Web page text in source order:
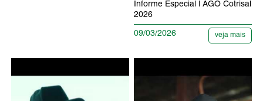
Informe Especial I AGO Cotrisal
2026
09/03/2026 veja mais